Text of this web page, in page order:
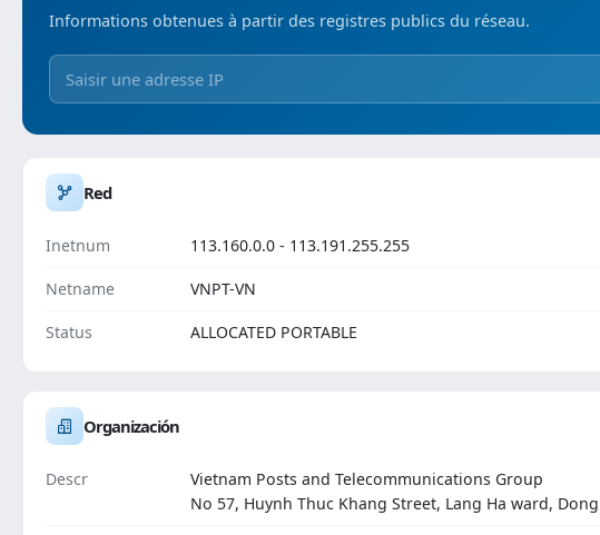
Informations obtenues à partir des registres publics du réseau.
Red
Inetnum 113.160.0.0 - 113.191.255.255
Netname VNPT-VN
Status ALLOCATED PORTABLE
Organización
Descr
Vietnam Posts and Telecommunications Group
No 57, Huynh Thuc Khang Street, Lang Ha ward,